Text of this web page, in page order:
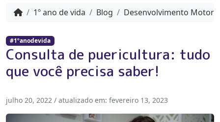
1º ano de vida Blog Desenvolvimento Motor
#1ºanodevida
Consulta de puericultura: tudo
que você precisa saber!
julho 20, 2022 / atualizado em: fevereiro 13, 2023